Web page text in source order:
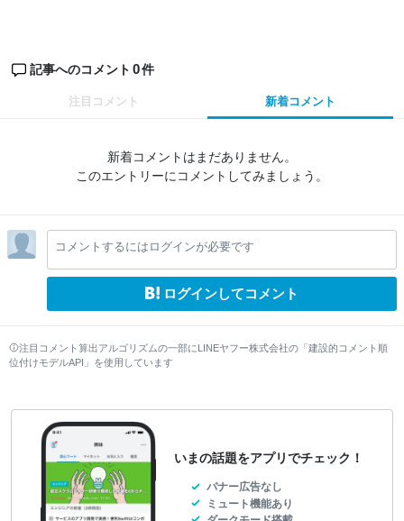
記事へのコメント 0件
注目コメント 新着コメント
新着コメントはまだありません。
このエントリーにコメントしてみましょう。
コメントするにはログインが必要です
ログインしてコメント
注目コメント算出アルゴリズムの一部にLINEヤフー株式会社の「建設的コメント順
位付けモデルAPI」を使用しています
いまの話題をアプリでチェック！
バナー広告なし
ミュート機能あり